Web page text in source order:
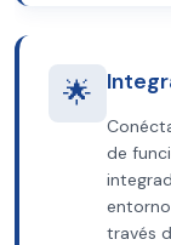
🌟
de
través